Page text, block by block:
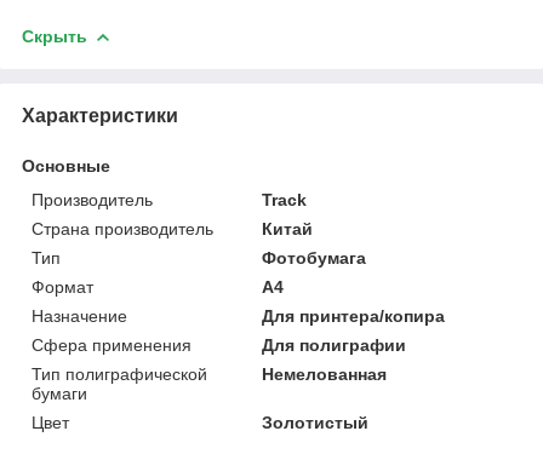
Скрыть
Характеристики
Основные
Производитель
Track
Страна производитель
Китай
Тип
Фотобумага
Формат
A4
Назначение
Для принтера/копира
Сфера применения
Для полиграфии
Тип полиграфической
бумаги
Немелованная
Цвет Золотистый